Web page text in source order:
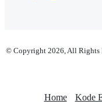
© Copyright 2026, All Rights
Home Kode